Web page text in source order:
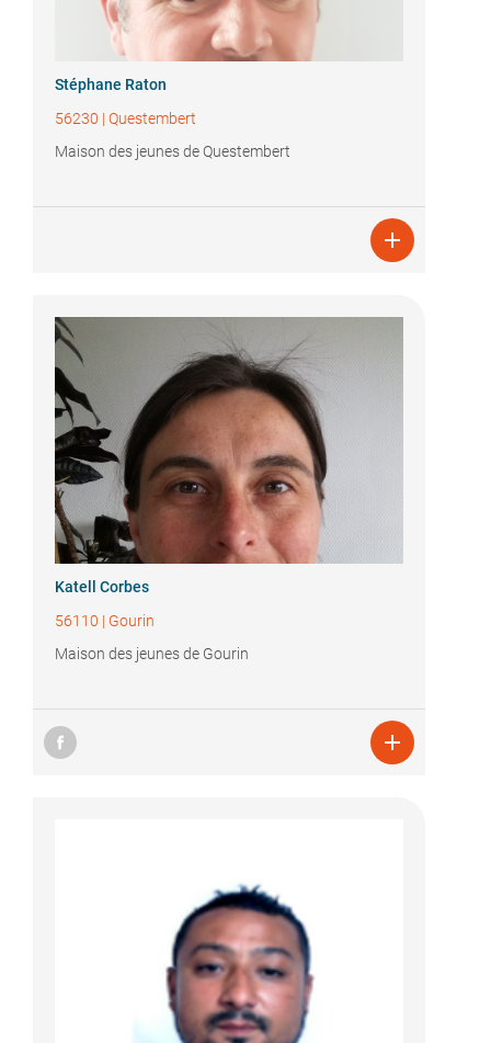
Stéphane Raton
56230 | Questembert
Maison des jeunes de Questembert

Katell Corbes
56110 | Gourin
Maison des jeunes de Gourin
